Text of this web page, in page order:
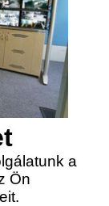
a
Ön